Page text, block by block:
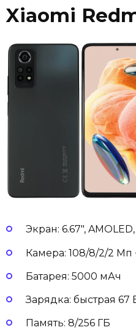
Xiaomi
Экран: 6.67″,
Камера: 108/8/2/2 Мп
Батарея: 5000 мАч
Зарядка: быстрая 67
Память: 8/256 ГБ